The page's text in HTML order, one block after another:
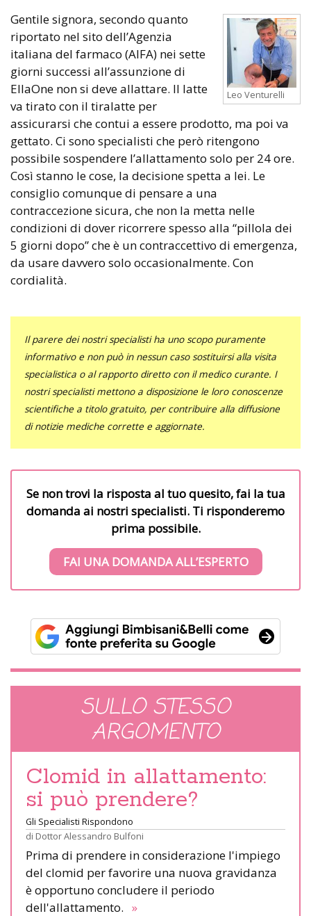
Leo Venturelli
Gentile signora, secondo quanto
riportato nel sito dell’Agenzia
italiana del farmaco (AIFA) nei sette
giorni successi all’assunzione di
EllaOne non si deve allattare. Il latte
va tirato con il tiralatte per
assicurarsi che contui a essere prodotto, ma poi va
gettato. Ci sono specialisti che però ritengono
possibile sospendere l’allattamento solo per 24 ore.
Così stanno le cose, la decisione spetta a lei. Le
consiglio comunque di pensare a una
contraccezione sicura, che non la metta nelle
condizioni di dover ricorrere spesso alla “pillola dei
5 giorni dopo” che è un contraccettivo di emergenza,
da usare davvero solo occasionalmente. Con
cordialità.
Il parere dei nostri specialisti ha uno scopo puramente
informativo e non può in nessun caso sostituirsi alla visita
specialistica o al rapporto diretto con il medico curante. I
nostri specialisti mettono a disposizione le loro conoscenze
scientifiche a titolo gratuito, per contribuire alla diffusione
di notizie mediche corrette e aggiornate.
Se non trovi la risposta al tuo quesito, fai la tua
domanda ai nostri specialisti. Ti risponderemo
prima possibile.
FAI UNA DOMANDA ALL’ESPERTO
SULLO STESSO
ARGOMENTO
Clomid in allattamento:
si può prendere?
Gli Specialisti Rispondono
di Dottor Alessandro Bulfoni
Prima di prendere in considerazione l'impiego
del clomid per favorire una nuova gravidanza
è opportuno concludere il periodo
dell'allattamento. »